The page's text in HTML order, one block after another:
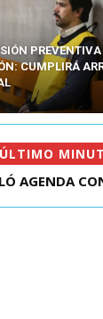
PREVENTIVA
CUMPLIRÁ
ÚLTIMO
AGENDA